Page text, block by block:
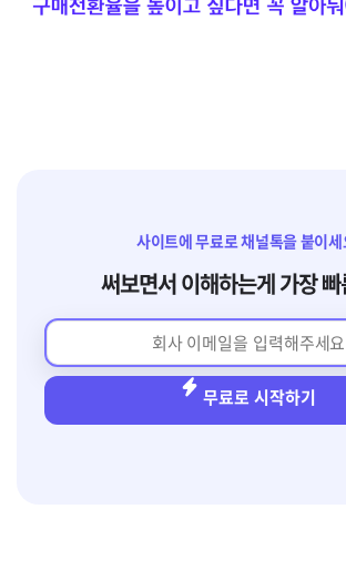
사이트에 무료로 채널톡을 붙이세
써보면서 이해하는게 가장
무료로 시작하기